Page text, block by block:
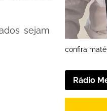
sejam
confira
Rádio